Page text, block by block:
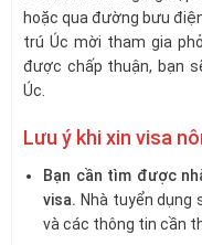
hoặc qua đường bưu
trú Úc mời tham gia
được chấp thuận, bạn
Úc.
Lưu ý khi xin visa
Bạn cần tìm được
visa. Nhà tuyển dụng
và các thông tin cần